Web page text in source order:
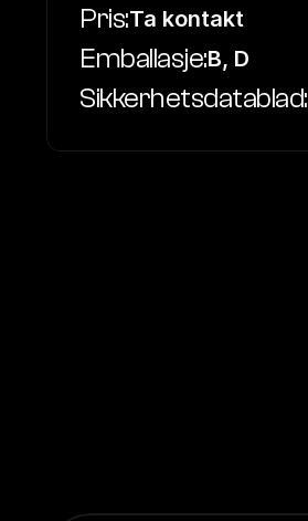
Pris:Ta kontakt
Emballasje:B, D
Sikkerhetsdatablad: